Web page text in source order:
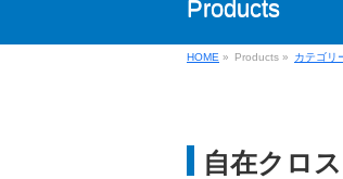
Products
HOME » Products » カテゴリ
自在クロ